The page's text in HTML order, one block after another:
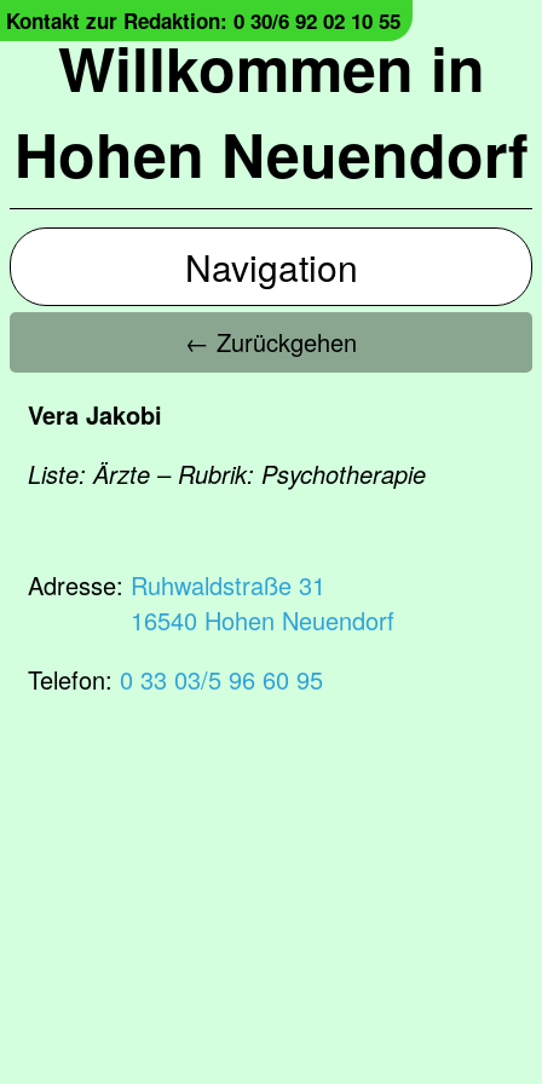
Willkommen in
Hohen Neuendorf
Kontakt zur Redaktion: 0 30/6 92 02 10 55
Navigation
← Zurückgehen
Vera Jakobi
Liste: Ärzte – Rubrik: Psychotherapie
Adresse: Ruhwaldstraße 31
16540 Hohen Neuendorf
Telefon: 0 33 03/5 96 60 95